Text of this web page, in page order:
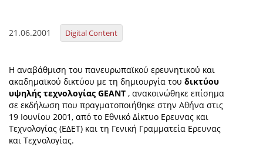
Projects
Publications
Annual Reports
Publications for R&D Metrics & Indicators
21.06.2001 Digital Content
Η αναβάθμιση του πανευρωπαϊκού ερευνητικού και
ακαδημαϊκού δικτύου με τη δημιουργία του δικτύου
υψηλής τεχνολογίας GEANT , ανακοινώθηκε επίσημα
σε εκδήλωση που πραγματοποιήθηκε στην Αθήνα στις
19 Ιουνίου 2001, από το Εθνικό Δίκτυο Ερευνας και
Τεχνολογίας (ΕΔΕΤ) και τη Γενική Γραμματεία Ερευνας
και Τεχνολογίας.